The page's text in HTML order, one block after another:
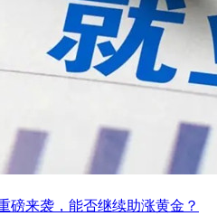
磅来袭，能否继续助涨黄金？